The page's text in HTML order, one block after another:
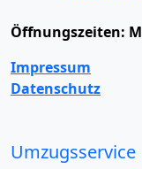
Öffnungszeiten:
Impressum
Datenschutz
Umzugsservice